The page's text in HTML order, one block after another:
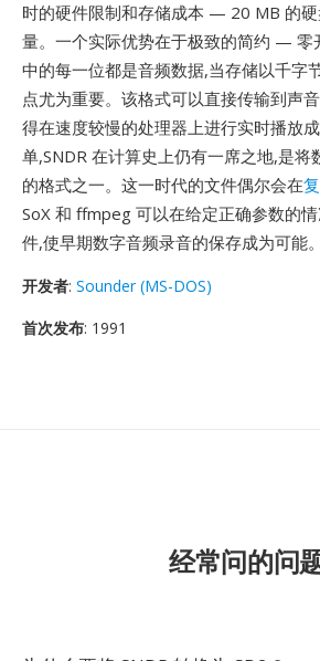
时的硬件限制和存储成本 — 20 MB 的
量。一个实际优势在于极致的简约 — 零
中的每一位都是音频数据,当存储以千字
点尤为重要。该格式可以直接传输到声
得在速度较慢的处理器上进行实时播放
单,SNDR 在计算史上仍有一席之地,是将
的格式之一。这一时代的文件偶尔会在
SoX 和 ffmpeg 可以在给定正确参数的
件,使早期数字音频录音的保存成为可能。
开发者: Sounder (MS-DOS)
首次发布: 1991
经常问的问